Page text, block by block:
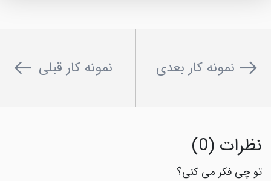
نمونه کار بعدی نمونه کار قبلی
نظرات (0)
تو چی فکر می کنی؟